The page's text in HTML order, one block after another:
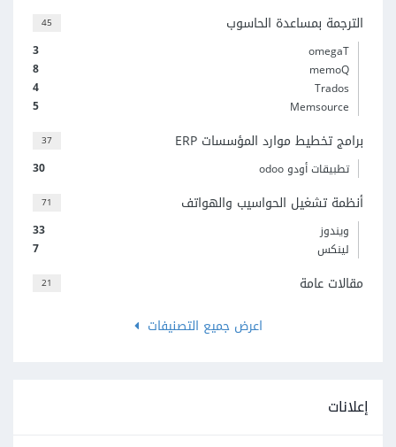
45 الترجمة بمساعدة الحاسوب
3
omegaT
8
memoQ
4
Trados
5
Memsource
37 برامج تخطيط موارد المؤسسات ERP
30 تطبيقات أودو odoo
71 أنظمة تشغيل الحواسيب والهواتف
33
ويندوز
7
لينكس
21
مقالات عامة
اعرض جميع التصنيفات
إعلانات